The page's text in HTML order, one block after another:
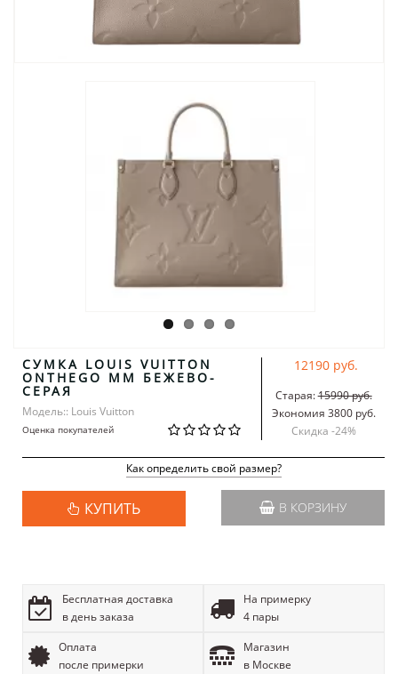
СУМКА LOUIS VUITTON
ONTHEGO MM БЕЖЕВО-
СЕРАЯ
Модель:: Louis Vuitton
Оценка покупателей
12190 руб.
Старая:15990 руб.
Экономия 3800 руб.
Скидка -24%
Как определить свой размер?
КУПИТЬ В КОРЗИНУ
Бесплатная доставка
в день заказа
На примерку
4 пары
Оплата
после примерки
Магазин
в Москве